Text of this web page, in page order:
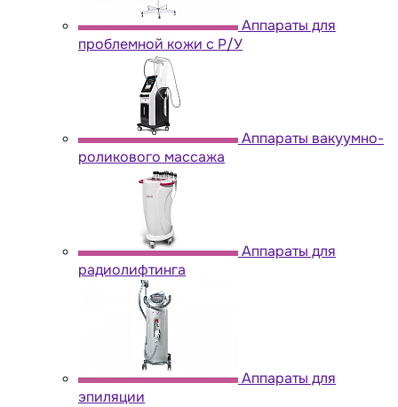
Аппараты для
проблемной кожи с Р/У
Аппараты вакуумно-
роликового массажа
Аппараты для
радиолифтинга
Аппараты для
эпиляции